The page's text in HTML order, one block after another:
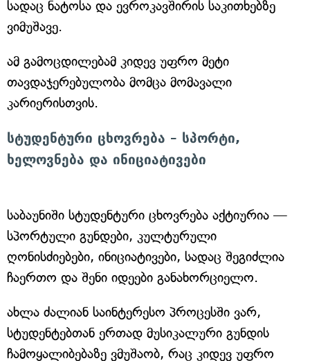
სადაც ნატოსა და ევროკავშირის საკითხებზე
ვიმუშავე.
ამ გამოცდილებამ კიდევ უფრო მეტი
თავდაჯერებულობა მომცა მომავალი
კარიერისთვის.
სტუდენტური ცხოვრება – სპორტი,
ხელოვნება და ინიციატივები
საბაუნიში სტუდენტური ცხოვრება აქტიურია —
სპორტული გუნდები, კულტურული
ღონისძიებები, ინიციატივები, სადაც შეგიძლია
ჩაერთო და შენი იდეები განახორციელო.
ახლა ძალიან საინტერესო პროცესში ვარ,
სტუდენტებთან ერთად მუსიკალური გუნდის
ჩამოყალიბებაზე ვმუშაობ, რაც კიდევ უფრო